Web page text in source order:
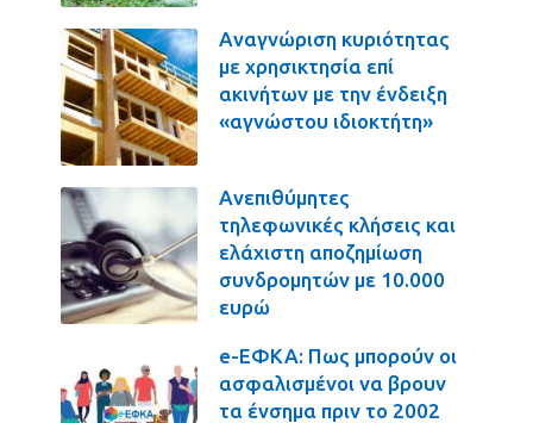
Αναγνώριση κυριότητας
με χρησικτησία επί
ακινήτων με την ένδειξη
«αγνώστου ιδιοκτήτη»
Ανεπιθύμητες
τηλεφωνικές κλήσεις και
ελάχιστη αποζημίωση
συνδρομητών με 10.000
ευρώ
e-ΕΦΚΑ: Πως μπορούν οι
ασφαλισμένοι να βρουν
τα ένσημα πριν το 2002